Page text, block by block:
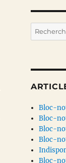
Recherche
pour :
Bloc-
Bloc-
Bloc-
Bloc-
Bloc-